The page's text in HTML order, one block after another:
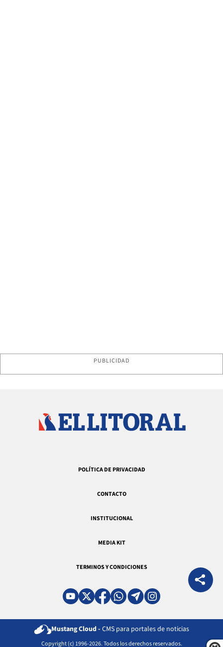
PUBLICIDAD
POLÍTICA DE PRIVACIDAD
CONTACTO
INSTITUCIONAL
MEDIA KIT
TERMINOS Y CONDICIONES
Mustang Cloud - CMS para portales de noticias
Copyright (c) 1996-2026. Todos los derechos reservados.